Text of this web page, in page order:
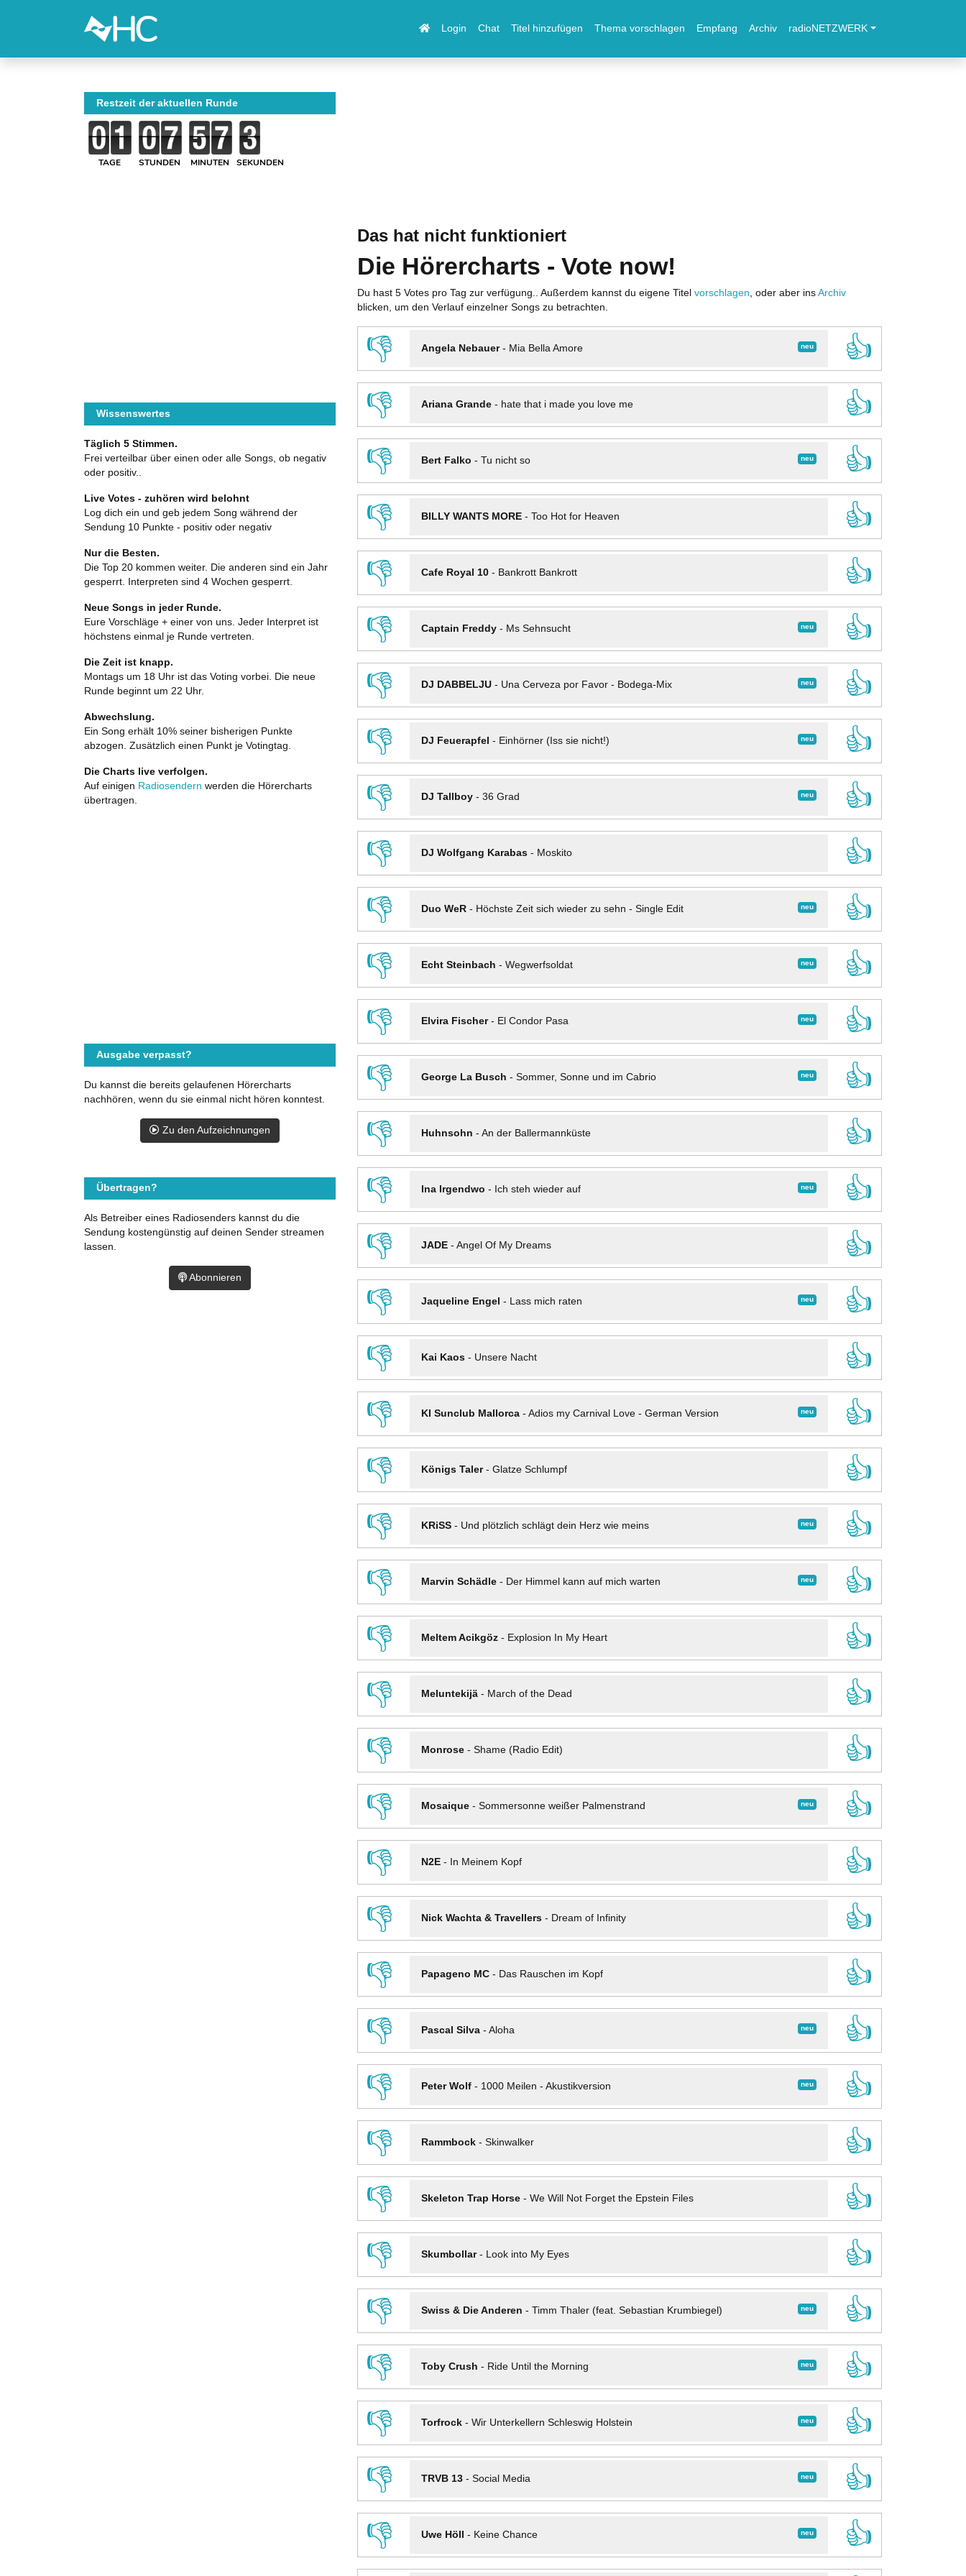
Login Chat Titel hinzufügen Thema vorschlagen Empfang Archiv radioNETZWERK
Das hat nicht funktioniert
Die Hörercharts - Vote now!
Du hast 5 Votes pro Tag zur verfügung.. Außerdem kannst du eigene Titel vorschlagen , oder aber ins Archiv
blicken, um den Verlauf einzelner Songs zu betrachten.
👎 neu
Angela Nebauer- Mia Bella Amore
👍
👎
Ariana Grande- hate that i made you love me
👍
👎
neu
Bert Falko - Tu nicht so
👍
👎
BILLY WANTS MORE- Too Hot for Heaven
👍
👎
Cafe Royal 10- Bankrott Bankrott
👍
👎
neu
Captain Freddy- Ms Sehnsucht
👍
👎
neu
DJ DABBELJU- Una Cerveza por Favor - Bodega-Mix
👍
👎
neu
DJ Feuerapfel - Einhörner (Iss sie nicht!)
👍
👎
neu
DJ Tallboy- 36 Grad
👍
👎
DJ Wolfgang Karabas- Moskito
👍
👎
neu
Duo WeR- Höchste Zeit sich wieder zu sehn - Single Edit
👍
👎
neu
Echt Steinbach - Wegwerfsoldat
👍
👎
neu
Elvira Fischer- El Condor Pasa
👍
👎
neu
George La Busch - Sommer, Sonne und im Cabrio
👍
👎
Huhnsohn - An der Ballermannküste
👍
👎
neu
Ina Irgendwo - Ich steh wieder auf
👍
👎
JADE- Angel Of My Dreams
👍
👎
neu
Jaqueline Engel - Lass mich raten
👍
👎
Kai Kaos- Unsere Nacht
👍
👎
neu
KI Sunclub Mallorca- Adios my Carnival Love - German Version
👍
👎
Königs Taler- Glatze Schlumpf
👍
👎
neu
KRiSS- Und plötzlich schlägt dein Herz wie meins
👍
👎
neu
Marvin Schädle- Der Himmel kann auf mich warten
👍
👎
Meltem Acikgöz- Explosion In My Heart
👍
👎
Meluntekijä- March of the Dead
👍
👎
Monrose- Shame (Radio Edit)
👍
👎
neu
Mosaique- Sommersonne weißer Palmenstrand
👍
👎
N2E- In Meinem Kopf
👍
👎
Nick Wachta & Travellers- Dream of Infinity
👍
👎
Papageno MC- Das Rauschen im Kopf
👍
👎
neu
Pascal Silva- Aloha
👍
👎
neu
Peter Wolf- 1000 Meilen - Akustikversion
👍
👎
Rammbock- Skinwalker
👍
👎
Skeleton Trap Horse- We Will Not Forget the Epstein Files
👍
👎
Skumbollar- Look into My Eyes
👍
👎
neu
Swiss & Die Anderen - Timm Thaler (feat. Sebastian Krumbiegel)
👍
👎
neu
Toby Crush - Ride Until the Morning
👍
👎
neu
Torfrock- Wir Unterkellern Schleswig Holstein
👍
👎
neu
TRVB 13- Social Media
👍
👎
neu
Uwe Höll - Keine Chance
👍
Restzeit der aktuellen Runde
TAGE STUNDEN MINUTEN SEKUNDEN
Wissenswertes
Täglich 5 Stimmen.
Frei verteilbar über einen oder alle Songs, ob negativ
oder positiv..
Live Votes - zuhören wird belohnt
Log dich ein und geb jedem Song während der
Sendung 10 Punkte - positiv oder negativ
Nur die Besten.
Die Top 20 kommen weiter. Die anderen sind ein Jahr
gesperrt. Interpreten sind 4 Wochen gesperrt.
Neue Songs in jeder Runde.
Eure Vorschläge + einer von uns. Jeder Interpret ist
höchstens einmal je Runde vertreten.
Die Zeit ist knapp.
Montags um 18 Uhr ist das Voting vorbei. Die neue
Runde beginnt um 22 Uhr.
Abwechslung.
Ein Song erhält 10% seiner bisherigen Punkte
abzogen. Zusätzlich einen Punkt je Votingtag.
Die Charts live verfolgen.
Auf einigen Radiosendern werden die Hörercharts
übertragen.
Ausgabe verpasst?
Du kannst die bereits gelaufenen Hörercharts
nachhören, wenn du sie einmal nicht hören konntest.
Zu den Aufzeichnungen
Übertragen?
Als Betreiber eines Radiosenders kannst du die
Sendung kostengünstig auf deinen Sender streamen
lassen.
Abonnieren